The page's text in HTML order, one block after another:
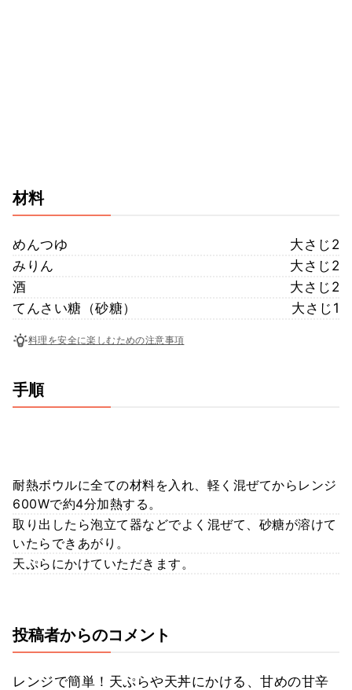
材料
めんつゆ
大さじ2
みりん
大さじ2
酒
大さじ2
てんさい糖（砂糖）
大さじ1
料理を安全に楽しむための注意事項
手順
耐熱ボウルに全ての材料を入れ、軽く混ぜてからレンジ
600Wで約4分加熱する。
取り出したら泡立て器などでよく混ぜて、砂糖が溶けて
いたらできあがり。
天ぷらにかけていただきます。
投稿者からのコメント
レンジで簡単！天ぷらや天丼にかける、甘めの甘辛